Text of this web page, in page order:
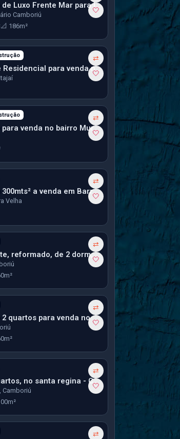
🤍
Apartamento de Luxo Frente Mar para locação anual em Balneário Camboriú
Camboriú
📐 186m²
⇄
🤍
Terreno/Lote Residencial para venda no bairro Espinheiros em Itajaí
⇄
🤍
Apartamento para venda no bairro Murta em Itajaí
⇄
🤍
Terreno com 300mts² a venda em Barra Vella no Bairro Itajuba
Velha
⇄
🤍
Apto Excelente, reformado, de 2 dorm, 1 vaga grande - Cedro em Camboriú
⇄
🤍
Apartamento 2 quartos para venda no Residencial Maria Helena
⇄
🤍
Sobrado 2 quartos, no santa regina - Camboriú
Camboriú
⇄